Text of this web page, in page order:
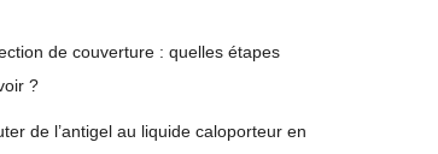
de couverture : quelles étapes
?
de l’antigel au liquide caloporteur en